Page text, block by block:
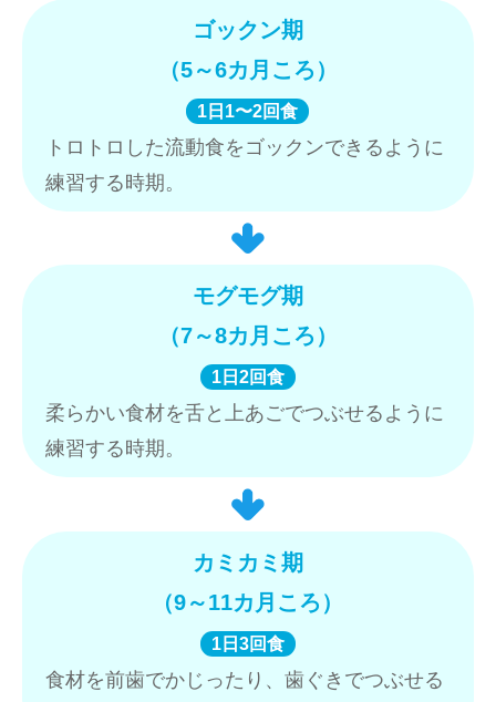
ゴックン期
（5～6カ月ころ）
1日1〜2回食
トロトロした流動食をゴックンできるように
練習する時期。
モグモグ期
（7～8カ月ころ）
1日2回食
柔らかい食材を舌と上あごでつぶせるように
練習する時期。
カミカミ期
（9～11カ月ころ）
1日3回食
食材を前歯でかじったり、歯ぐきでつぶせる